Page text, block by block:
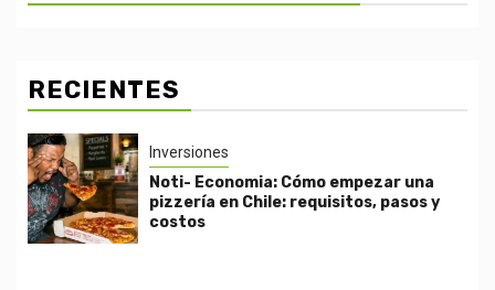
RECIENTES
Inversiones
Noti- Economia: Cómo empezar una
pizzería en Chile: requisitos, pasos y
costos